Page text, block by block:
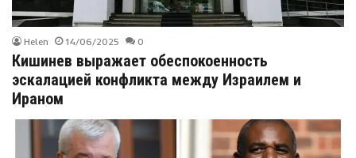
Helen 14/06/2025 0
Кишинев выражает обеспокоенность
эскалацией конфликта между Израилем и
Ираном